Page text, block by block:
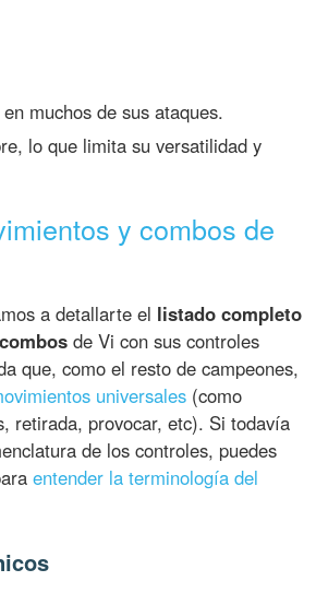
muchos de sus ataques.
lo que limita su versatilidad y
y combos de
a detallarte el listado completo
de Vi con sus controles
que, como el resto de campeones,
universales (como
retirada, provocar, etc). Si todavía
de los controles, puedes
entender la terminología del